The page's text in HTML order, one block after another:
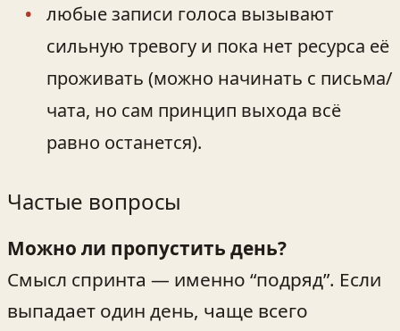
любые записи голоса вызывают
сильную тревогу и пока нет ресурса её
проживать (можно начинать с письма/
чата, но сам принцип выхода всё
равно останется).
Частые вопросы
Можно ли пропустить день?
Смысл спринта — именно “подряд”. Если
выпадает один день, чаще всего